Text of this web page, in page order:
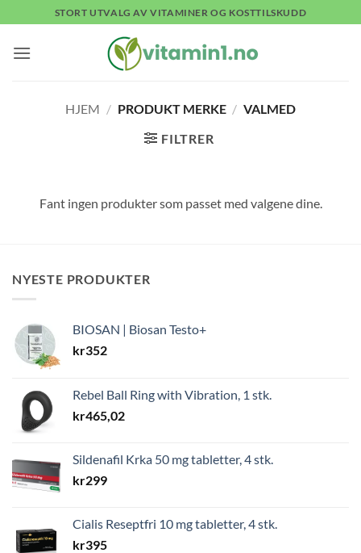
to
content
STORT UTVALG AV VITAMINER OG KOSTTILSKUDD
HJEM / PRODUKT MERKE / VALMED
FILTRER
Fant ingen produkter som passet med valgene dine.
NYESTE PRODUKTER
BIOSAN | Biosan Testo+
kr352
Rebel Ball Ring with Vibration, 1 stk.
kr465,02
Sildenafil Krka 50 mg tabletter, 4 stk.
kr299
Cialis Reseptfri 10 mg tabletter, 4 stk.
kr395